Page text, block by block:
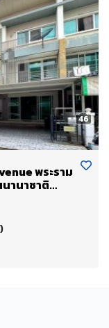
46
พระราม
านาชาติ
น คอลเลจ